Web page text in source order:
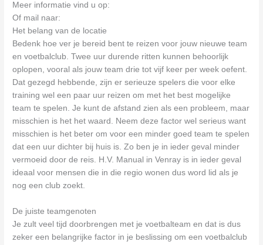
Meer informatie vind u op:
Of mail naar:
Het belang van de locatie
Bedenk hoe ver je bereid bent te reizen voor jouw nieuwe team
en voetbalclub. Twee uur durende ritten kunnen behoorlijk
oplopen, vooral als jouw team drie tot vijf keer per week oefent.
Dat gezegd hebbende, zijn er serieuze spelers die voor elke
training wel een paar uur reizen om met het best mogelijke
team te spelen. Je kunt de afstand zien als een probleem, maar
misschien is het het waard. Neem deze factor wel serieus want
misschien is het beter om voor een minder goed team te spelen
dat een uur dichter bij huis is. Zo ben je in ieder geval minder
vermoeid door de reis. H.V. Manual in Venray is in ieder geval
ideaal voor mensen die in die regio wonen dus word lid als je
nog een club zoekt.
De juiste teamgenoten
Je zult veel tijd doorbrengen met je voetbalteam en dat is dus
zeker een belangrijke factor in je beslissing om een voetbalclub